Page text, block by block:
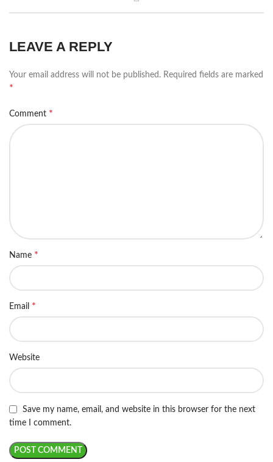
LEAVE A REPLY
Your email address will not be published. Required fields are marked
*
Comment *
Name *
Email *
Website
Save my name, email, and website in this browser for the next
time I comment.